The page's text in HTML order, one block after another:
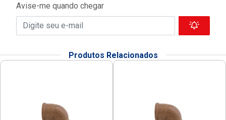
Avise-me quando chegar
Produtos Relacionados